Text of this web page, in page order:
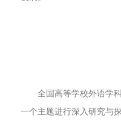
全国高等学校外语学
一个主题进行深入研究与